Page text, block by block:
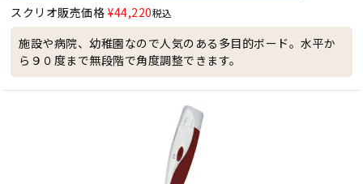
スクリオ販売価格 ¥44,220税込
施設や病院、幼稚園なので人気のある多目的ボード。水平か
ら９０度まで無段階で角度調整できます。